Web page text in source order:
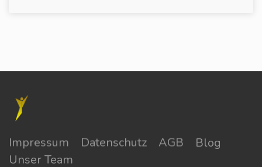
Impressum Datenschutz AGB
Blog
Unser Team